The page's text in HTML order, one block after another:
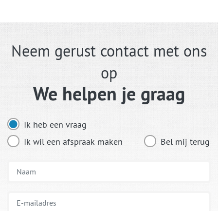
Neem gerust contact met ons
op
We helpen je graag
Ik heb een vraag
Ik wil een afspraak maken
Bel mij terug